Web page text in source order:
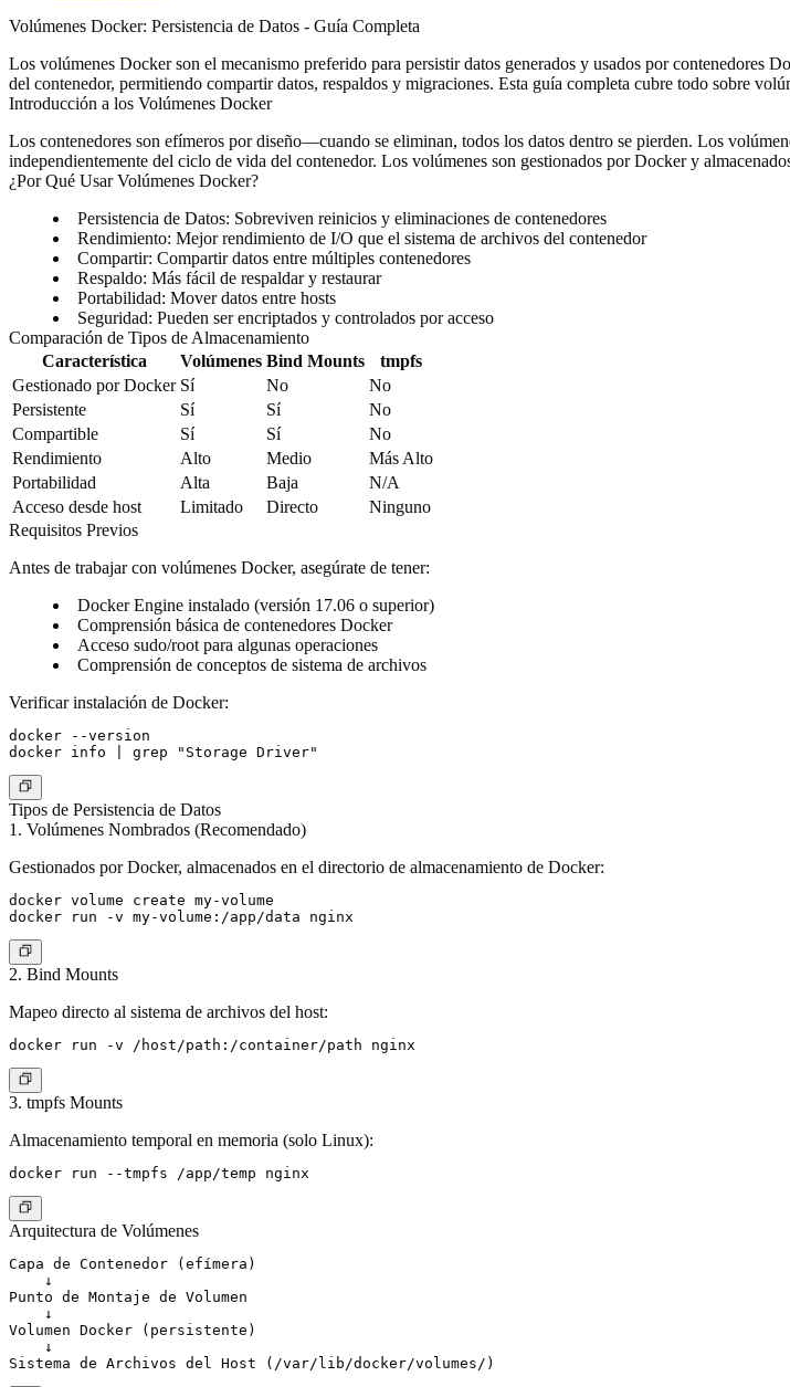
Volúmenes Docker: Persistencia de Datos - Guía Completa
Los volúmenes Docker son el mecanismo preferido para persistir datos generados y usados por contenedores
del contenedor, permitiendo compartir datos, respaldos y migraciones. Esta guía completa cubre todo sobre
Introducción a los Volúmenes Docker
Los contenedores son efímeros por diseño—cuando se eliminan, todos los datos dentro se pierden. Los
independientemente del ciclo de vida del contenedor. Los volúmenes son gestionados por Docker y
¿Por Qué Usar Volúmenes Docker?
Persistencia de Datos: Sobreviven reinicios y eliminaciones de contenedores
Rendimiento: Mejor rendimiento de I/O que el sistema de archivos del contenedor
Compartir: Compartir datos entre múltiples contenedores
Respaldo: Más fácil de respaldar y restaurar
Portabilidad: Mover datos entre hosts
Seguridad: Pueden ser encriptados y controlados por acceso
Comparación de Tipos de Almacenamiento
Característica
Volúmenes Bind Mounts
tmpfs
Gestionado por Docker Sí No
No
Persistente
Sí Sí
No
Compartible
Sí Sí
No
Rendimiento
Alto Medio
Más Alto
Portabilidad
Alta Baja
N/A
Acceso desde host
Limitado Directo
Ninguno
Requisitos Previos
Antes de trabajar con volúmenes Docker, asegúrate de tener:
Docker Engine instalado (versión 17.06 o superior)
Comprensión básica de contenedores Docker
Acceso sudo/root para algunas operaciones
Comprensión de conceptos de sistema de archivos
Verificar instalación de Docker:
docker --version
Tipos de Persistencia de Datos
1. Volúmenes Nombrados (Recomendado)
Gestionados por Docker, almacenados en el directorio de almacenamiento de Docker:
docker volume create my-volume
2. Bind Mounts
Mapeo directo al sistema de archivos del host:
3. tmpfs Mounts
Almacenamiento temporal en memoria (solo Linux):
Arquitectura de Volúmenes
Capa de Contenedor (efímera)
    ↓
Punto de Montaje de Volumen
    ↓
Volumen Docker (persistente)
    ↓